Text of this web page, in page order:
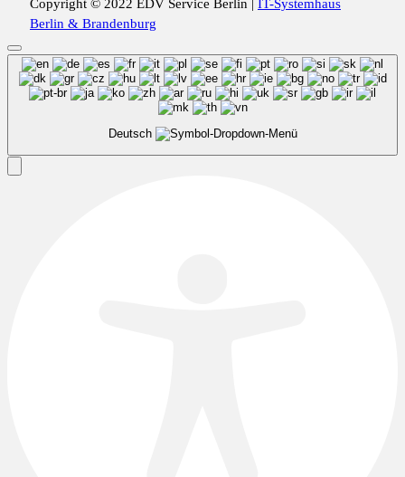
Copyright © 2022 EDV Service Berlin | IT-Systemhaus
Berlin & Brandenburg
Deutsch